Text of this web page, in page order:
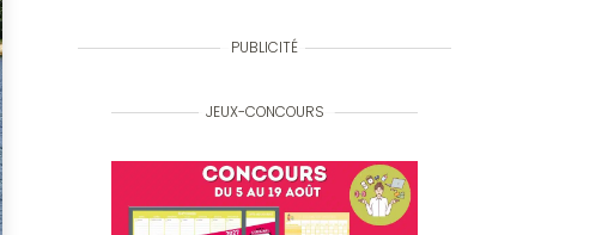
PUBLICITÉ
JEUX-CONCOURS